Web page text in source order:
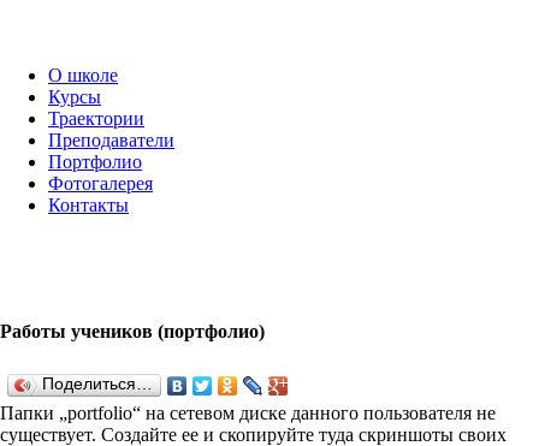
О школе
Курсы
Траектории
Преподаватели
Портфолио
Фотогалерея
Контакты
Работы учеников (портфолио)
Поделиться…
Папки „port­fo­lio“ на сетевом диске данного пользователя не
существует. Создайте ее и скопируйте туда скриншоты своих